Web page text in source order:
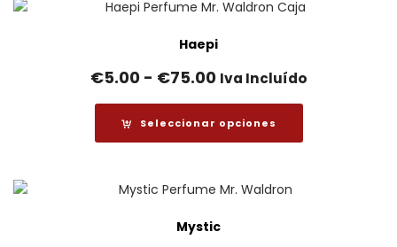
Haepi
€5.00 - €75.00Rango
de
precios:
desde
hasta
€75.00
Iva Incluído
Seleccionar opciones
Mystic